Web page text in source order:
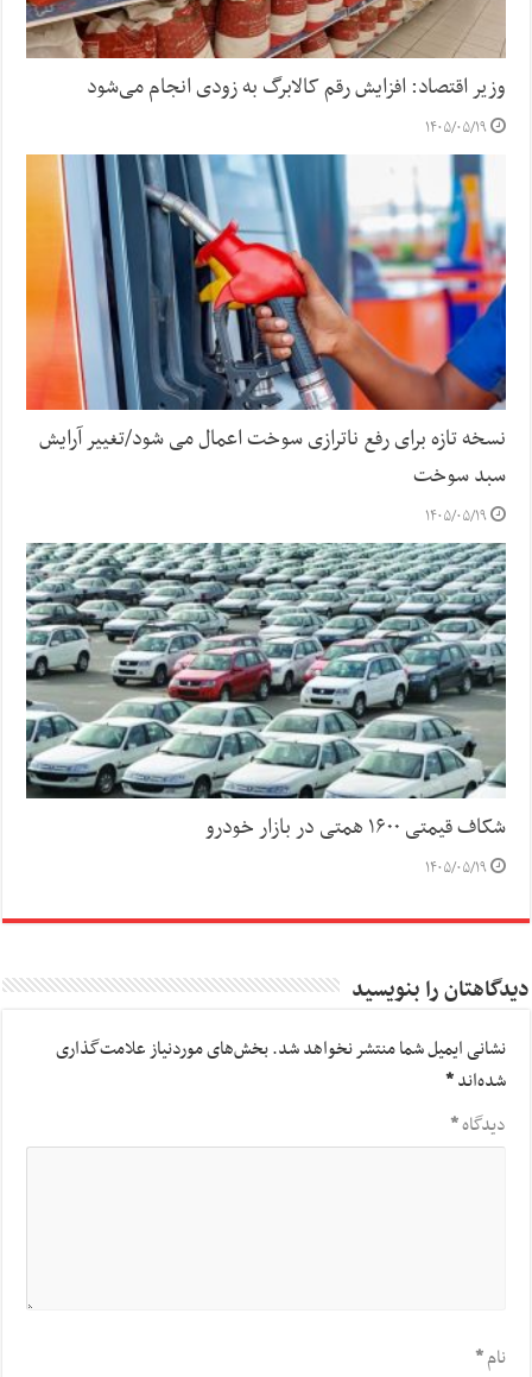
وزیر اقتصاد: افزایش رقم کالابرگ به زودی انجام می‌شود
۱۴۰۵/۰۵/۱۹
نسخه تازه برای رفع ناترازی سوخت اعمال می شود/تغییر آرایش
سبد سوخت
۱۴۰۵/۰۵/۱۹
شکاف قیمتی ۱۶۰۰ همتی در بازار خودرو
۱۴۰۵/۰۵/۱۹
دیدگاهتان را بنویسید
نشانی ایمیل شما منتشر نخواهد شد.بخش‌های موردنیاز علامت‌گذاری
شده‌اند*
دیدگاه*
نام*